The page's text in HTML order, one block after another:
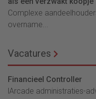
Complexe
overname...
Vacatures
Financieel Controller
lArcade administraties-